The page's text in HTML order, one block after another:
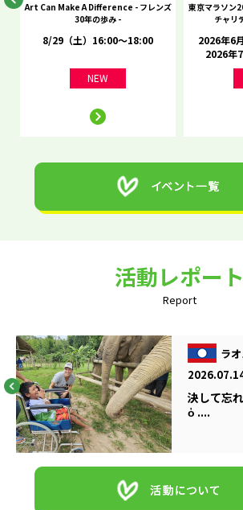
Art Can Make A Difference - フレンズ
30年の歩み -
8/29（土）16:00～18:00
NEW
東京マラソン
チャリ
2026年6
2026年
活動レポート
Report
ラ
決して忘
ὁ ....